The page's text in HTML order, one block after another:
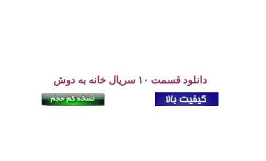
دانلود قسمت ۱۰ سریال خانه به دوش